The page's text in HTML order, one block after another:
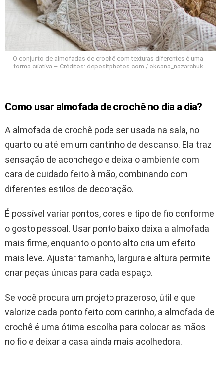
O conjunto de almofadas de crochê com texturas diferentes é uma
forma criativa – Créditos: depositphotos.com / oksana_nazarchuk
Como usar almofada de crochê no dia a dia?
A almofada de crochê pode ser usada na sala, no
quarto ou até em um cantinho de descanso. Ela traz
sensação de aconchego e deixa o ambiente com
cara de cuidado feito à mão, combinando com
diferentes estilos de decoração.
É possível variar pontos, cores e tipo de fio conforme
o gosto pessoal. Usar ponto baixo deixa a almofada
mais firme, enquanto o ponto alto cria um efeito
mais leve. Ajustar tamanho, largura e altura permite
criar peças únicas para cada espaço.
Se você procura um projeto prazeroso, útil e que
valorize cada ponto feito com carinho, a almofada de
crochê é uma ótima escolha para colocar as mãos
no fio e deixar a casa ainda mais acolhedora.